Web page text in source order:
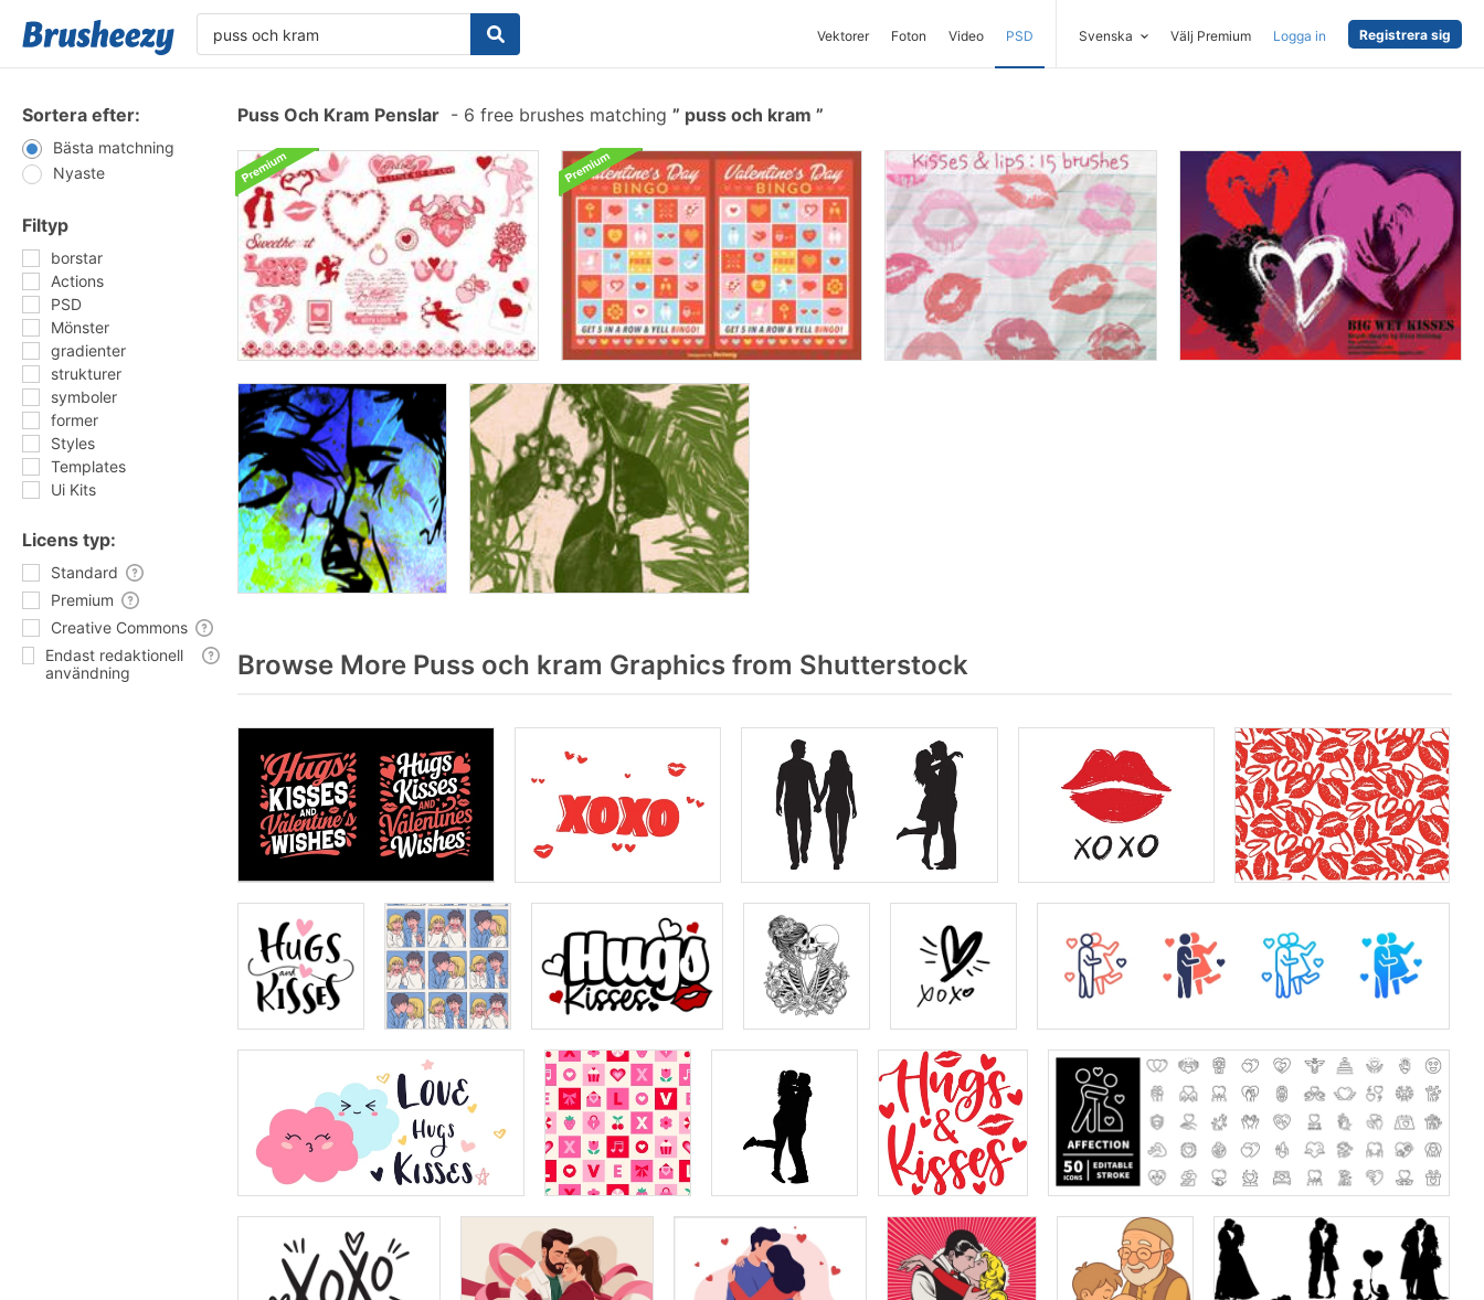
Vektorer Foton Video PSD Svenska Välj Premium Logga in Registrera sig
Sortera efter:
Bästa matchning
Nyaste
Filtyp
borstar
Actions
PSD
Mönster
gradienter
strukturer
symboler
former
Styles
Templates
Ui Kits
Licens typ:
Standard
Premium
Creative Commons
Endast redaktionell
användning
Puss Och Kram Penslar - 6 free brushes matching puss och kram
Browse More Puss och kram Graphics from Shutterstock